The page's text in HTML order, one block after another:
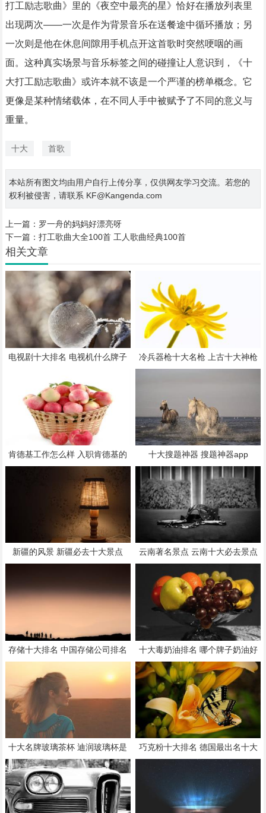
打工励志歌曲》里的《夜空中最亮的星》恰好在播放列表里
出现两次——一次是作为背景音乐在送餐途中循环播放；另
一次则是他在休息间隙用手机点开这首歌时突然哽咽的画
面。这种真实场景与音乐标签之间的碰撞让人意识到，《十
大打工励志歌曲》或许本就不该是一个严谨的榜单概念。它
更像是某种情绪载体，在不同人手中被赋予了不同的意义与
重量。
十大 首歌
本站所有图文均由用户自行上传分享，仅供网友学习交流。若您的
权利被侵害，请联系 KF@Kangenda.com
上一篇： 罗一舟的妈妈好漂亮呀
下一篇： 打工歌曲大全100首 工人歌曲经典100首
相关文章
电视剧十大排名 电视机什么牌子
冷兵器枪十大名枪 上古十大神枪
肯德基工作怎么样 入职肯德基的
十大忠告
十大搜题神器 搜题神器app
新疆的风景 新疆必去十大景点 云南著名景点 云南十大必去景点
存储十大排名 中国存储公司排名
十大毒奶油排名 哪个牌子奶油好
吃
十大名牌玻璃茶杯 迪润玻璃杯是
牌子吗
巧克粉十大排名 德国最出名十大
巧克力